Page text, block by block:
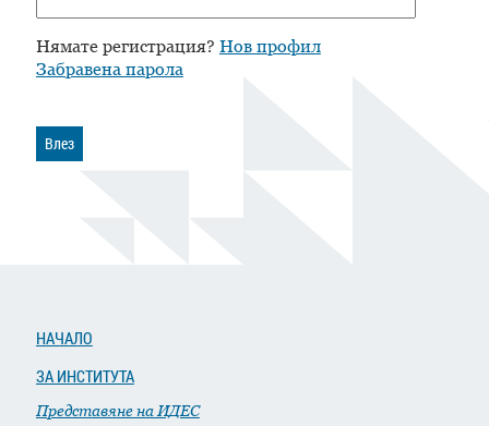
Нямате регистрация? Нов профил
Забравена парола
Влез
НАЧАЛО
ЗА ИНСТИТУТА
Представяне на ИДЕС